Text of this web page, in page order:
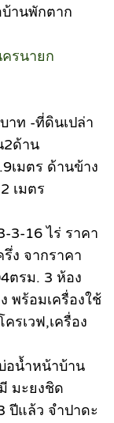
านพักตาก
รนายก
าท -ที่ดินเปล่า
2ด้าน
เมตร ด้านข้าง
เมตร
3-16 ไร่ ราคา
ง จากราคา
ตรม. 3 ห้อง
พร้อมเครื่องใช้
รเวฟ,เครื่อง
อน้ำหน้าบ้าน
มะยงชิด
ปีแล้ว จำปาดะ